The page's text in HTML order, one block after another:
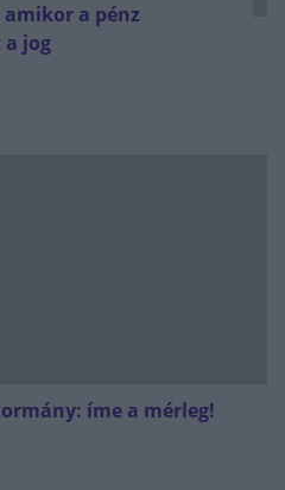
amikor a pénz
jog
íme a mérleg!